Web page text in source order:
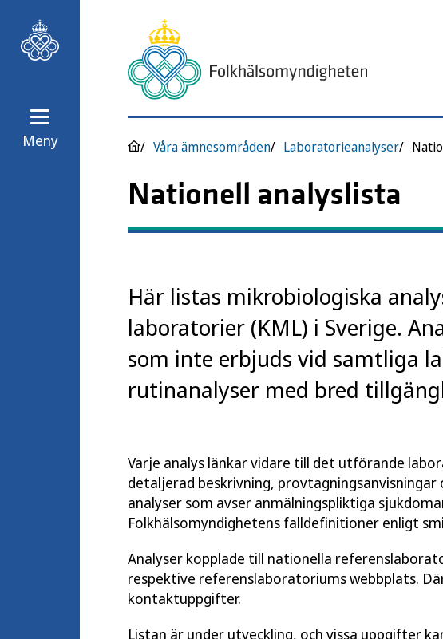
Meny Våra ämnesområden Laboratorieanalyser
Nationell analyslista
Här listas mikrobiologiska
laboratorier (KML) i Sverige.
som inte erbjuds vid samtliga
rutinanalyser med bred
Varje analys länkar vidare till det utförande
detaljerad beskrivning,
analyser som avser anmälningspliktiga
Folkhälsomyndighetens falldefinitioner enligt
Analyser kopplade till nationella
respektive referenslaboratoriums webbplats.
kontaktuppgifter.
Listan är under utveckling, och vissa uppgifter